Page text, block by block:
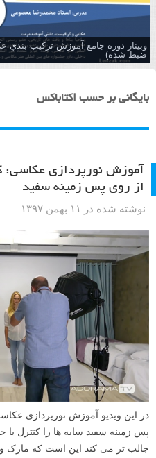
وبینار دوره جامع آموزش تركيب بندي
ضبط شده)
بایگانی بر حسب اکتاباکس
آموزش نورپردازی عکاسی:
از روی پس زمینه سفید
نوشته شده در ۱۱ بهمن ۱۳۹۷
در این ویدیو آموزش نورپردازی
پس زمینه سفید سایه ها را کنترل
جالب تر می کند این است که مارک